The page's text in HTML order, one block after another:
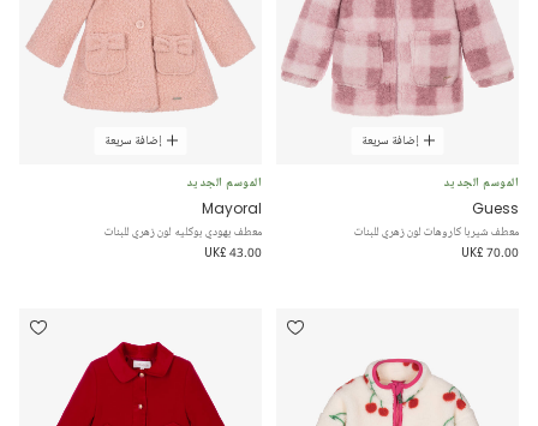
إضافة سريعة
الموسم الجديد
Guess
معطف شيربا كاروهات لون زهري للبنات
UK£ 70.00
إضافة سريعة
الموسم الجديد
Mayoral
معطف بهودي بوكليه لون زهري للبنات
UK£ 43.00